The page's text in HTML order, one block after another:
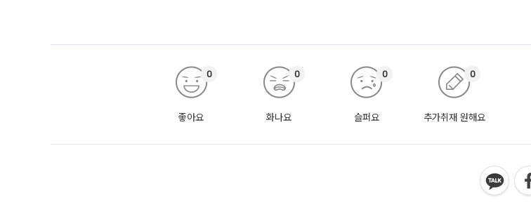
좋아요
0
화나요
0
슬퍼요
0
추가취재 원해요
0